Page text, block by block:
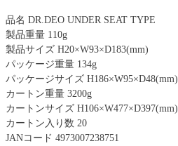
品名 DR.DEO UNDER SEAT TYPE
製品重量 110g
製品サイズ H20×W93×D183(mm)
パッケージ重量 134g
パッケージサイズ H186×W95×D48(mm)
カートン重量 3200g
カートンサイズ H106×W477×D397(mm)
カートン入り数 20
JANコード 4973007238751